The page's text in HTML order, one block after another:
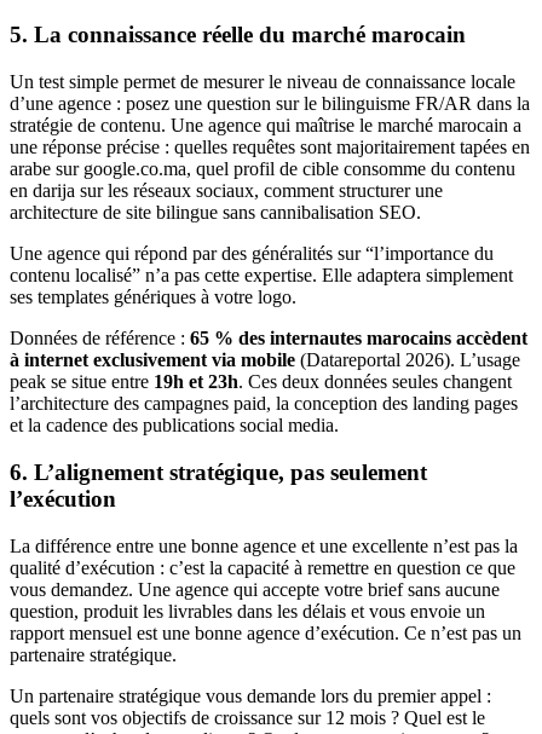
5. La connaissance réelle du marché marocain
Un test simple permet de mesurer le niveau de connaissance locale
d’une agence : posez une question sur le bilinguisme FR/AR dans la
stratégie de contenu. Une agence qui maîtrise le marché marocain a
une réponse précise : quelles requêtes sont majoritairement tapées en
arabe sur google.co.ma, quel profil de cible consomme du contenu
en darija sur les réseaux sociaux, comment structurer une
architecture de site bilingue sans cannibalisation SEO.
Une agence qui répond par des généralités sur “l’importance du
contenu localisé” n’a pas cette expertise. Elle adaptera simplement
ses templates génériques à votre logo.
Données de référence : 65 % des internautes marocains accèdent
à internet exclusivement via mobile (Datareportal 2026). L’usage
peak se situe entre 19h et 23h. Ces deux données seules changent
l’architecture des campagnes paid, la conception des landing pages
et la cadence des publications social media.
6. L’alignement stratégique, pas seulement
l’exécution
La différence entre une bonne agence et une excellente n’est pas la
qualité d’exécution : c’est la capacité à remettre en question ce que
vous demandez. Une agence qui accepte votre brief sans aucune
question, produit les livrables dans les délais et vous envoie un
rapport mensuel est une bonne agence d’exécution. Ce n’est pas un
partenaire stratégique.
Un partenaire stratégique vous demande lors du premier appel :
quels sont vos objectifs de croissance sur 12 mois ? Quel est le